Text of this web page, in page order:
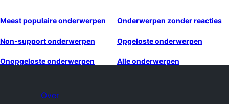
Meest populaire onderwerpen Onderwerpen zonder reacties
Non-support onderwerpen Opgeloste onderwerpen
Onopgeloste onderwerpen Alle onderwerpen
Over